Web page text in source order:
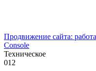
Продвижение сайта:
Console
Техническое
012